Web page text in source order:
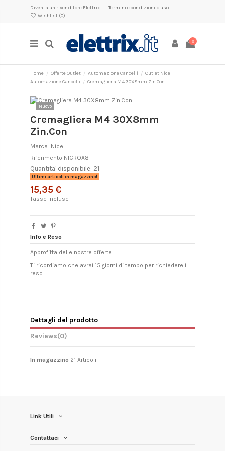
Diventa un rivenditore Elettrix
Termini e condizioni d'uso
Wishlist (0)
0
Home Offerte Outlet Automazione Cancelli
Outlet Nice
Automazione Cancelli
Cremagliera M4 30X8mm Zin.Con
Nuovo
Cremagliera M4 30X8mm
Zin.Con
Marca: Nice
Riferimento NICROA8
Quantita' disponibile: 21
Ultimi articoli in magazzino
15,35 €
Tasse incluse
Info e Reso
Approfitta delle nostre offerte.
Ti ricordiamo che avrai 15 giorni di tempo per richiedere il
reso
Dettagli del prodotto
Reviews(0)
In magazzino 21 Articoli
Link Utili
Contattaci